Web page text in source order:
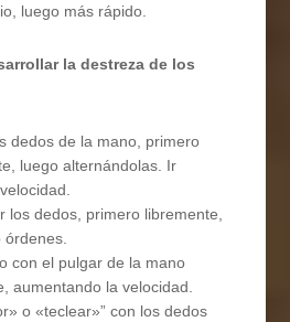
luego más rápido.
la destreza de los
dedos de la mano, primero
luego alternándolas. Ir
los dedos, primero libremente,
órdenes.
con el pulgar de la mano
aumentando la velocidad.
o «teclear»” con los dedos